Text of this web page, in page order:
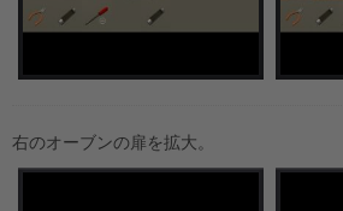
右のオーブンの扉を拡大。